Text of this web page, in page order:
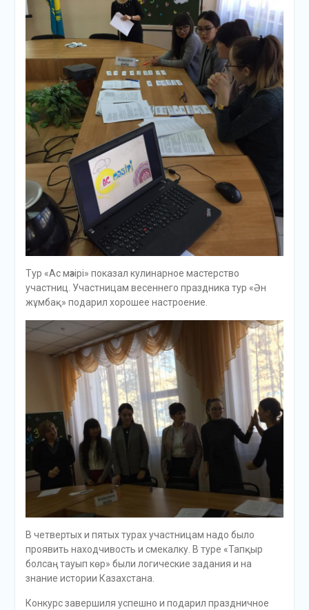
Тур «Ас мәзірі» показал кулинарное мастерство
участниц. Участницам весеннего праздника тур «Ән
жұмбақ» подарил хорошее настроение.
В четвертых и пятых турах участницам надо было
проявить находчивость и смекалку. В туре «Тапқыр
болсаң тауып көр» были логические задания и на
знание истории Казахстана.
Конкурс завершиля успешно и подарил праздничное